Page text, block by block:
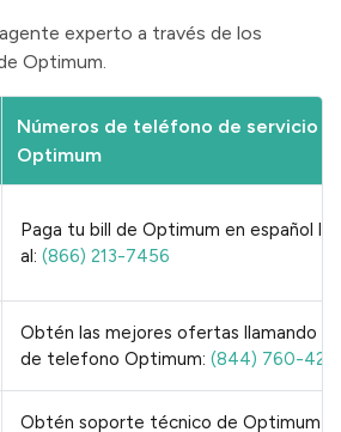
experto a través de los
Optimum.
Números de teléfono de servicio
Optimum
Paga tu bill de Optimum en español
al: (866) 213-7456
Obtén las mejores ofertas llamando
de telefono Optimum: (844) 760-
Obtén soporte técnico de Optimum